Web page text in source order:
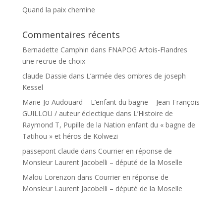
Quand la paix chemine
Commentaires récents
Bernadette Camphin dans FNAPOG Artois-Flandres
une recrue de choix
claude Dassie dans L’armée des ombres de joseph
Kessel
Marie-Jo Audouard – L’enfant du bagne – Jean-François
GUILLOU / auteur éclectique dans L’Histoire de
Raymond T, Pupille de la Nation enfant du « bagne de
Tatihou » et héros de Kolwezi
passepont claude dans Courrier en réponse de
Monsieur Laurent Jacobelli – député de la Moselle
Malou Lorenzon dans Courrier en réponse de
Monsieur Laurent Jacobelli – député de la Moselle